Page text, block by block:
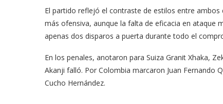
El partido reflejó el contraste de estilos entre ambos
más ofensiva, aunque la falta de eficacia en ataque
apenas dos disparos a puerta durante todo el
En los penales, anotaron para Suiza Granit Xhaka,
Akanji falló. Por Colombia marcaron Juan Fernando
Cucho Hernández.